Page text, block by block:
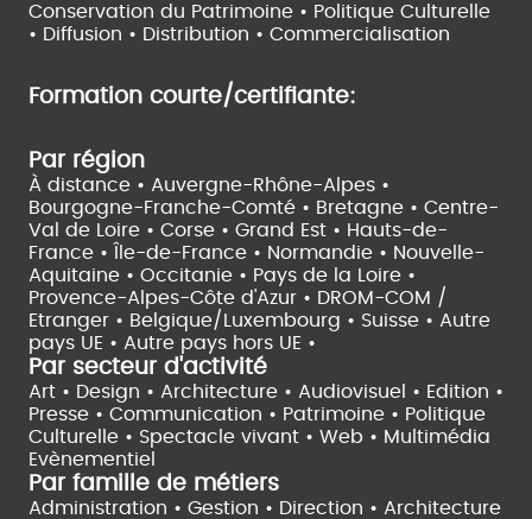
Conservation du Patrimoine • Politique Culturelle
• Diffusion • Distribution • Commercialisation
Formation courte/certifiante:
Par région
À distance • Auvergne-Rhône-Alpes •
Bourgogne-Franche-Comté • Bretagne • Centre-
Val de Loire • Corse • Grand Est • Hauts-de-
France •
Île-de-France • Normandie • Nouvelle-
Aquitaine • Occitanie • Pays de la Loire •
Provence-Alpes-Côte d'Azur • DROM-COM /
Etranger • Belgique/Luxembourg • Suisse • Autre
pays UE • Autre pays hors UE •
Par secteur d'activité
Art • Design • Architecture • Audiovisuel • Edition •
Presse • Communication • Patrimoine • Politique
Culturelle • Spectacle vivant • Web • Multimédia
Evènementiel
Par famille de métiers
Administration • Gestion • Direction • Architecture